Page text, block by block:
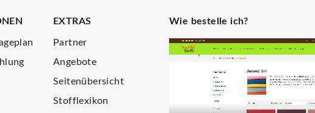
EXTRAS
Partner
Angebote
Seitenübersicht
Stofflexikon
Wie bestelle ich?